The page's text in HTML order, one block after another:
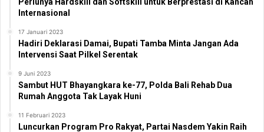
Internasional
17 Januari 2023
Hadiri Deklarasi Damai, Bupati Tamba Minta Jangan Ada
Intervensi Saat Pilkel Serentak
9 Juni 2023
Sambut HUT Bhayangkara ke-77, Polda Bali Rehab Dua
Rumah Anggota Tak Layak Huni
11 Februari 2023
Luncurkan Program Pro Rakyat, Partai Nasdem Yakin Raih